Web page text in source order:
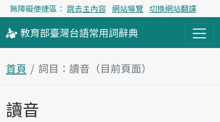
無障礙便捷區： 跳去主內容 網站導覽 切換網站翻譯
教育部臺灣台語常用詞辭典
首頁 詞目：讀音（目前頁面）
主內容區塊
讀音